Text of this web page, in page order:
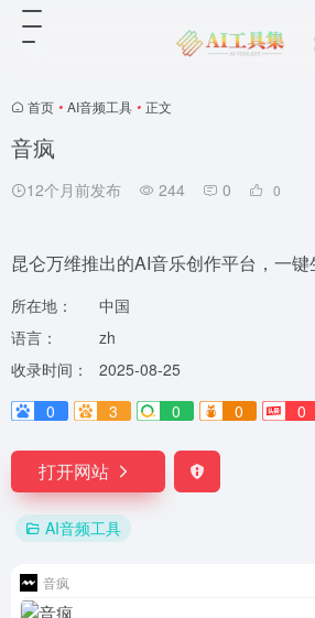
首页 • AI音频工具 • 正文
音疯
12个月前发布 244 0 0
昆仑万维推出的AI音乐创作平台，一键
所在地：
中国
语言：
zh
收录时间：
2025-08-25
0
3 0 0 0
打开网站
AI音频工具
音疯